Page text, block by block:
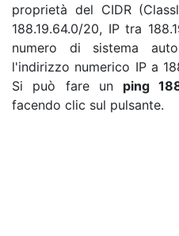
proprietà del CIDR
188.19.64.0/20, IP tra
numero di sistema
l'indirizzo numerico IP a
Si può fare un ping
facendo clic sul pulsante.